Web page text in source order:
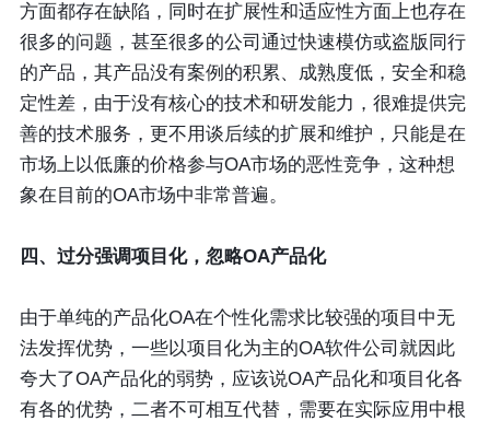
方面都存在缺陷，同时在扩展性和适应性方面上也存在
很多的问题，甚至很多的公司通过快速模仿或盗版同行
的产品，其产品没有案例的积累、成熟度低，安全和稳
定性差，由于没有核心的技术和研发能力，很难提供完
善的技术服务，更不用谈后续的扩展和维护，只能是在
市场上以低廉的价格参与OA市场的恶性竞争，这种想
象在目前的OA市场中非常普遍。
四、过分强调项目化，忽略OA产品化
由于单纯的产品化OA在个性化需求比较强的项目中无
法发挥优势，一些以项目化为主的OA软件公司就因此
夸大了OA产品化的弱势，应该说OA产品化和项目化各
有各的优势，二者不可相互代替，需要在实际应用中根